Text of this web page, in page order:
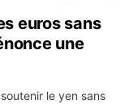
euros sans
une
le yen sans